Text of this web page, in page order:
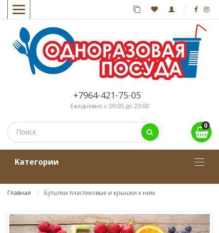
+7964-421-75-05
Ежедневно с 09:00 до 20:00
0
Kатегории
Главная Бутылки пластиковые и крышки к ним